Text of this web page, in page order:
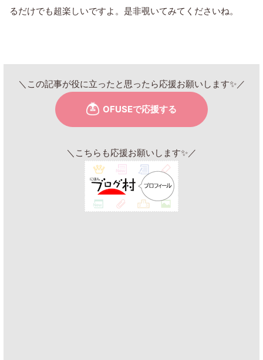
るだけでも超楽しいですよ。是非覗いてみてくださいね。
＼この記事が役に立ったと思ったら応援お願いします✨／
＼こちらも応援お願いします✨／